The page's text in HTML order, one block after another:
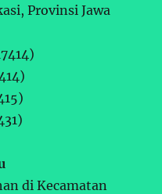
Provinsi Jawa
di Kecamatan